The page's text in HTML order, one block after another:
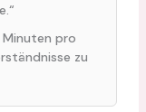
Minuten pro
zu